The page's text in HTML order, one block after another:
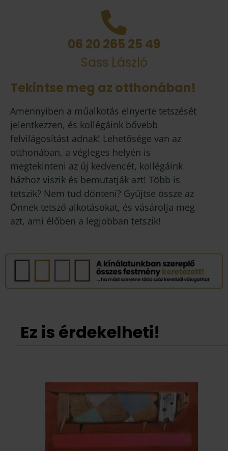
06 20 265 25 49
Sass László
Tekintse meg az otthonában!
Amennyiben a műalkotás elnyerte tetszését
jelentkezzen, és kollégáink bővebb
felvilágosítást adnak! Lehetősége van az
otthonában, a végleges helyén is
megtekinteni az új kedvencét, kollégáink
házhoz viszik és bemutatják azt! Több is
tetszik? Nem tud dönteni? Gyűjtse össze az
Önnek tetsző alkotásokat, és vásárolja meg
azt, ami élőben a legjobban tetszik!
Ez is érdekelheti!